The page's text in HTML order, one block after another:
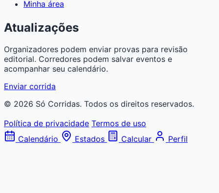
Minha área
Atualizações
Organizadores podem enviar provas para revisão
editorial. Corredores podem salvar eventos e
acompanhar seu calendário.
Enviar corrida
© 2026 Só Corridas. Todos os direitos reservados.
Política de privacidade Termos de uso
Calendário
Estados Calcular Perfil